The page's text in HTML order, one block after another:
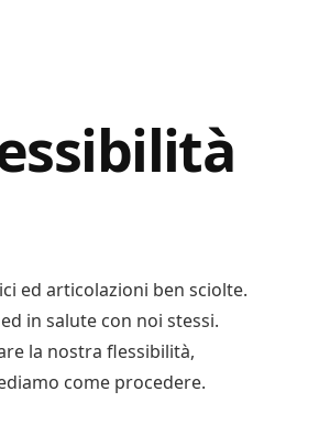
ed articolazioni ben sciolte.
in salute con noi stessi.
la nostra flessibilità,
come procedere.